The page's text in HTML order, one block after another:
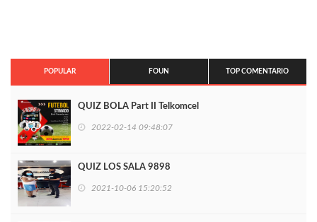
POPULAR FOUN TOP COMENTARIO
QUIZ BOLA Part II Telkomcel
2022-02-14 09:48:07
QUIZ LOS SALA 9898
2021-10-06 15:20:52